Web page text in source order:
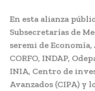
En esta alianza
Subsecretarías de
seremi de
CORFO, INDAP,
INIA, Centro de
Avanzados (CIPA) y